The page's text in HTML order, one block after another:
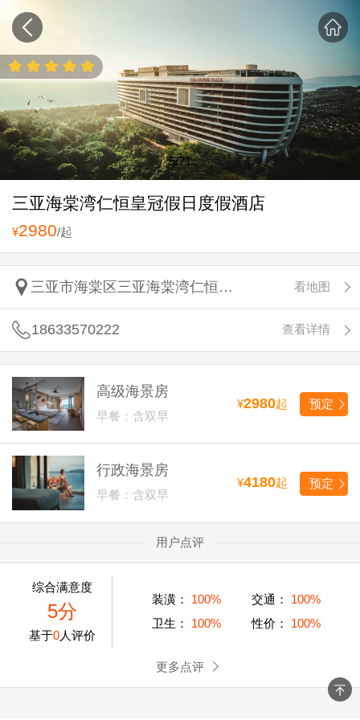
5/71
三亚海棠湾仁恒皇冠假日度假酒店
¥2980/起
三亚市海棠区三亚海棠湾仁恒皇冠假日度假酒店 看地图
18633570222 查看详情
高级海景房
早餐：含双早
¥2980起 预定
行政海景房
早餐：含双早
¥4180起 预定
用户点评
综合满意度
5分
基于0人评价
装潢： 100% 交通：
100%
卫生：
100% 性价： 100%
更多点评